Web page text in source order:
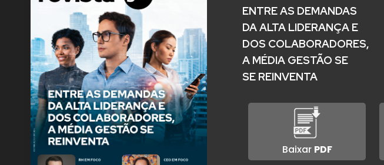
ENTRE AS DEMANDAS
DA ALTA LIDERANÇA E
DOS COLABORADORES,
A MÉDIA GESTÃO SE
SE REINVENTA
Baixar PDF